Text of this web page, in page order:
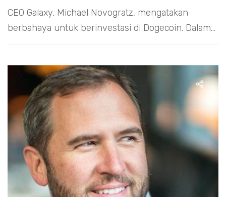
CEO Galaxy, Michael Novogratz, mengatakan
berbahaya untuk berinvestasi di Dogecoin. Dalam...